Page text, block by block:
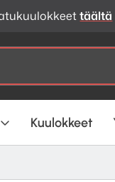
täältä
Kuulokkeet